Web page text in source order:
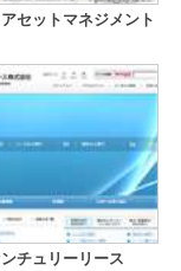
セットマネジメント
チュリーリース